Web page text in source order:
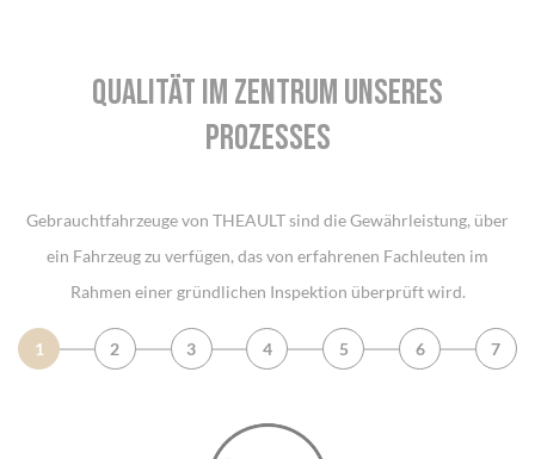
Qualität im zentrum unseres
prozesses
Gebrauchtfahrzeuge von THEAULT sind die Gewährleistung, über
ein Fahrzeug zu verfügen, das von erfahrenen Fachleuten im
Rahmen einer gründlichen Inspektion überprüft wird.
1 2 3 4 5 6 7